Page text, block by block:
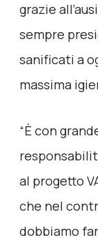
grazie
sempre
sanificati a
massima
“È con
al progetto
che nel
dobbiamo